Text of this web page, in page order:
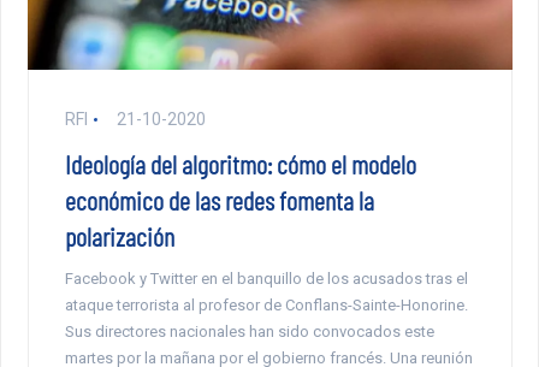
RFI 21-10-2020
Ideología del algoritmo: cómo el modelo
económico de las redes fomenta la
polarización
Facebook y Twitter en el banquillo de los acusados tras el
ataque terrorista al profesor de Conflans-Sainte-Honorine.
Sus directores nacionales han sido convocados este
martes por la mañana por el gobierno francés. Una reunión